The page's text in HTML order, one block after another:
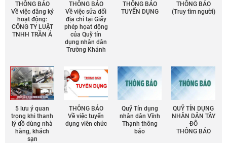
THÔNG BÁO
Về việc đăng ký
hoạt động:
CÔNG TY LUẬT
TNHH TRẦN Á
THÔNG BÁO
Về việc sửa đổi
địa chỉ tại Giấy
phép họat động
của Quỹ tín
dụng nhân dân
Trường Khánh
THÔNG BÁO
TUYỂN DỤNG
THÔNG BÁO
(Truy tìm người)
5 lưu ý quan
trọng khi thanh
lý đồ dùng nhà
hàng, khách
sạn
THÔNG BÁO
Về việc tuyển
dụng viên chức
Quỹ Tín dụng
nhân dân Vĩnh
Thạnh thông
báo
QUỸ TÍN DỤNG
NHÂN DÂN TÂY
ĐÔ
THÔNG BÁO